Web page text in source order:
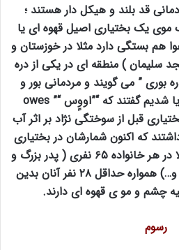
قد بلند و هیکل دار هستند ؛
یک بختیاری اصیل قهوه ای یا
هم بستگی دارد مثلا در خوزستان و
سلیمان ) منطقه ای در یکی از دره
بوری ” می گویند و مردمانی بور و
زیبا داشت علت را که جویا شدیم گفتند که “”اووٍس “” owes
قبل از سوختگی نژاد بر اثر آب
که اکنون شمارشان در بختیاری
ها بسیار زیاد است و معمولا در هر خانواده ۶۵ نفری ( پدر بزرگ و
مادر بزرگ و دایی عمه عمو و…) همواره حداقل ۲۸ نفر آنان بدین
چشم و مو ی قهوه ای دارند.
رسوم